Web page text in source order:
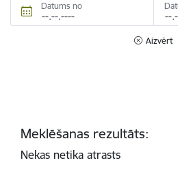
Datums no
Aizvērt
Meklēšanas rezultāts:
Nekas netika atrasts